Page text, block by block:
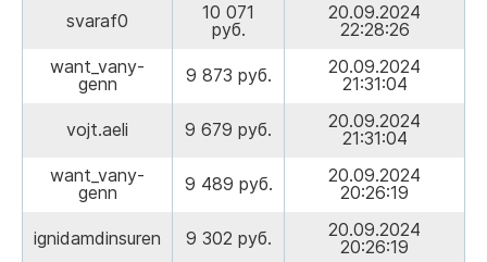
svaraf0
10 071
руб.
20.09.2024
22:28:26
want_vany-
genn
9 873 руб.
20.09.2024
21:31:04
vojt.aeli 9 679 руб.
20.09.2024
21:31:04
want_vany-
genn
9 489 руб.
20.09.2024
20:26:19
ignidamdinsuren 9 302 руб.
20.09.2024
20:26:19